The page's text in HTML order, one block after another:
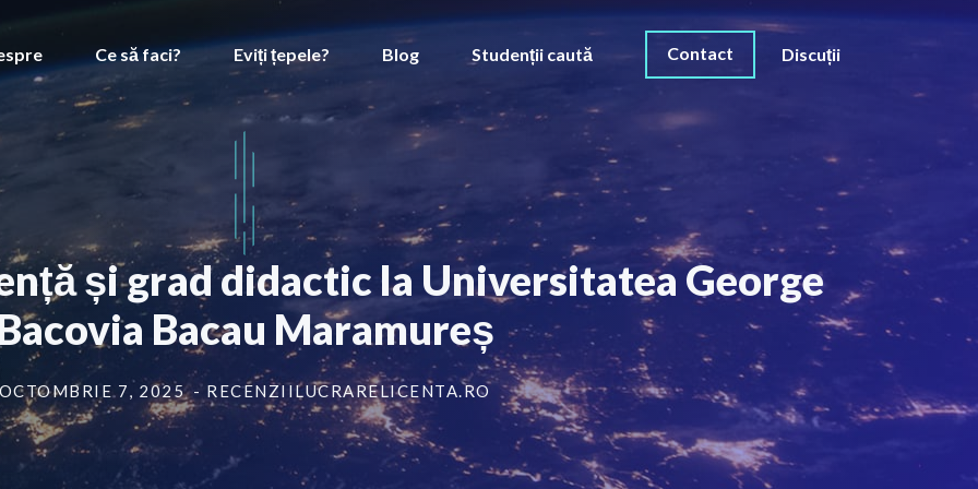
Ce să faci? Eviți țepele? Blog Studenții caută Contact Discuții
și grad didactic la Universitatea George
Bacau Maramureș
OCTOMBRIE 7, 2025 - RECENZIILUCRARELICENTA.RO